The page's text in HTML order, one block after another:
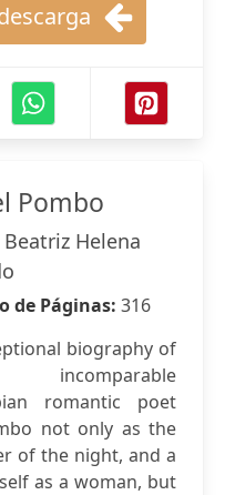
Pombo
Beatriz Helena
de Páginas: 316
biography of
romantic poet
not only as the
of the night, and a
as a woman, but